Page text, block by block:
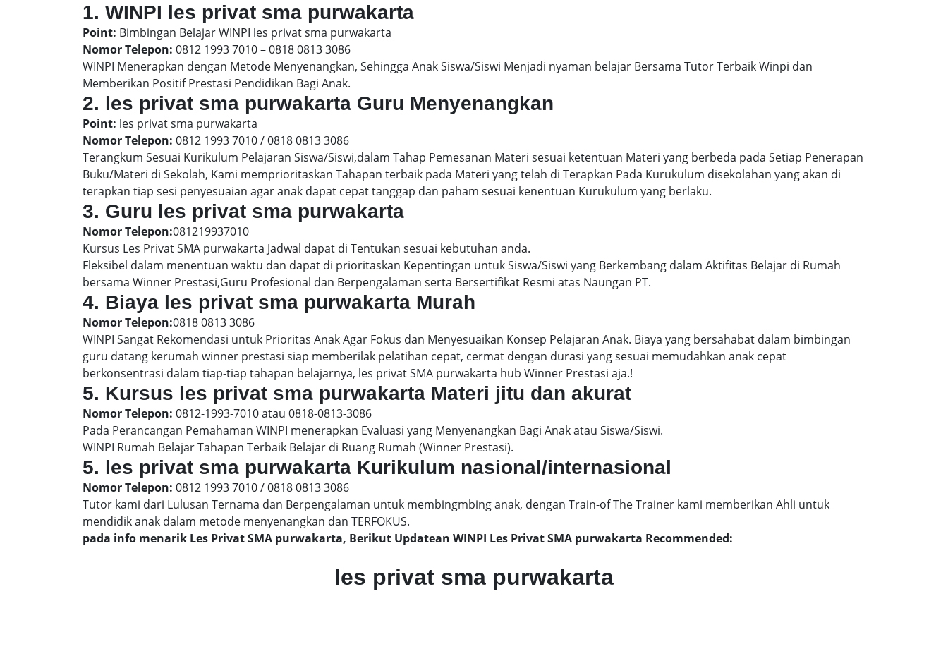
1. WINPI les privat sma purwakarta
Point: Bimbingan Belajar WINPI les privat sma purwakarta
Nomor Telepon: 0812 1993 7010 – 0818 0813 3086
WINPI Menerapkan dengan Metode Menyenangkan, Sehingga Anak Siswa/Siswi Menjadi nyaman belajar Bersama Tutor Terbaik Winpi dan
Memberikan Positif Prestasi Pendidikan Bagi Anak.
2. les privat sma purwakarta Guru Menyenangkan
Point: les privat sma purwakarta
Nomor Telepon: 0812 1993 7010 / 0818 0813 3086
Terangkum Sesuai Kurikulum Pelajaran Siswa/Siswi,dalam Tahap Pemesanan Materi sesuai ketentuan Materi yang berbeda pada Setiap Penerapan
Buku/Materi di Sekolah, Kami memprioritaskan Tahapan terbaik pada Materi yang telah di Terapkan Pada Kurukulum disekolahan yang akan di
terapkan tiap sesi penyesuaian agar anak dapat cepat tanggap dan paham sesuai kenentuan Kurukulum yang berlaku.
3. Guru les privat sma purwakarta
Nomor Telepon:081219937010
Kursus Les Privat SMA purwakarta Jadwal dapat di Tentukan sesuai kebutuhan anda.
Fleksibel dalam menentuan waktu dan dapat di prioritaskan Kepentingan untuk Siswa/Siswi yang Berkembang dalam Aktifitas Belajar di Rumah
bersama Winner Prestasi,Guru Profesional dan Berpengalaman serta Bersertifikat Resmi atas Naungan PT.
4. Biaya les privat sma purwakarta Murah
Nomor Telepon:0818 0813 3086
WINPI Sangat Rekomendasi untuk Prioritas Anak Agar Fokus dan Menyesuaikan Konsep Pelajaran Anak. Biaya yang bersahabat dalam bimbingan
guru datang kerumah winner prestasi siap memberilak pelatihan cepat, cermat dengan durasi yang sesuai memudahkan anak cepat
berkonsentrasi dalam tiap-tiap tahapan belajarnya, les privat SMA purwakarta hub Winner Prestasi aja.!
5. Kursus les privat sma purwakarta Materi jitu dan akurat
Nomor Telepon: 0812-1993-7010 atau 0818-0813-3086
Pada Perancangan Pemahaman WINPI menerapkan Evaluasi yang Menyenangkan Bagi Anak atau Siswa/Siswi.
WINPI Rumah Belajar Tahapan Terbaik Belajar di Ruang Rumah (Winner Prestasi).
5. les privat sma purwakarta Kurikulum nasional/internasional
Nomor Telepon: 0812 1993 7010 / 0818 0813 3086
Tutor kami dari Lulusan Ternama dan Berpengalaman untuk membingmbing anak, dengan Train-of The Trainer kami memberikan Ahli untuk
mendidik anak dalam metode menyenangkan dan TERFOKUS.
pada info menarik Les Privat SMA purwakarta, Berikut Updatean WINPI Les Privat SMA purwakarta Recommended:
les privat sma purwakarta